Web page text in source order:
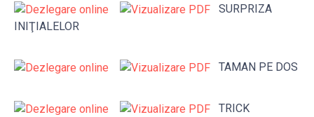
SURPRIZA
INIŢIALELOR
TAMAN PE DOS
TRICK